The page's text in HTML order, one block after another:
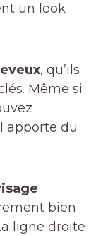
un look
, qu’ils
Même si
apporte du
bien
ligne droite